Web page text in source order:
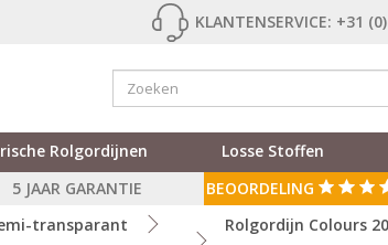
KLANTENSERVICE: +31
Rolgordijnen Losse Stoffen
5 JAAR GARANTIE BEOORDELING
transparant Rolgordijn Colours